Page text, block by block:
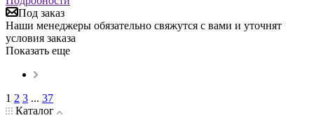
Под заказ
Наши менеджеры обязательно свяжутся с вами и уточнят
условия заказа
Показать еще
1 2 3 ... 37
Каталог